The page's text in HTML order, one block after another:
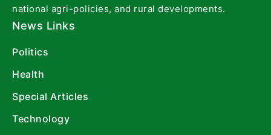
national agri-policies, and rural developments.
News Links
Politics
Health
Special Articles
Technology